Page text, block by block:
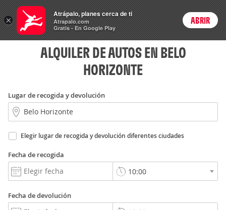
Rent
a Car Login
ALQUILER DE AUTOS EN BELO
HORIZONTE
Lugar de recogida y devolución
Elegir lugar de recogida y devolución diferentes ciudades
Fecha de recogida
Fecha de devolución
×
Atrápalo, planes cerca de ti
Atrapalo.com
Gratis - En Google Play
ABRIR